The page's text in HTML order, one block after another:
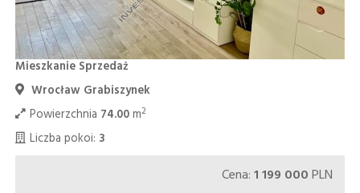
Mieszkanie Sprzedaż
Wrocław Grabiszynek
Powierzchnia 74.00m2
Liczba pokoi: 3
Cena:1 199 000PLN